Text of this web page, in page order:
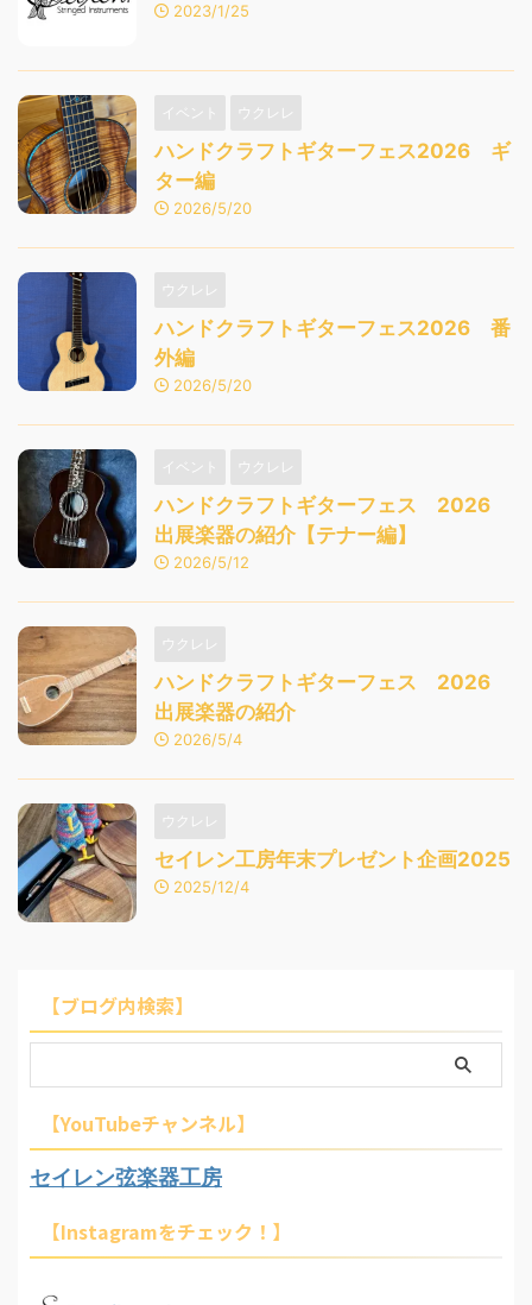
2023/1/25
イベント ウクレレ
ハンドクラフトギターフェス2026 ギ
ター編
2026/5/20
ウクレレ
ハンドクラフトギターフェス2026 番
外編
2026/5/20
イベント ウクレレ
ハンドクラフトギターフェス 2026
出展楽器の紹介【テナー編】
2026/5/12
ウクレレ
ハンドクラフトギターフェス 2026
出展楽器の紹介
2026/5/4
ウクレレ
セイレン工房年末プレゼント企画2025
2025/12/4
【ブログ内検索】
【YouTubeチャンネル】
セイレン弦楽器工房
【Instagramをチェック！】